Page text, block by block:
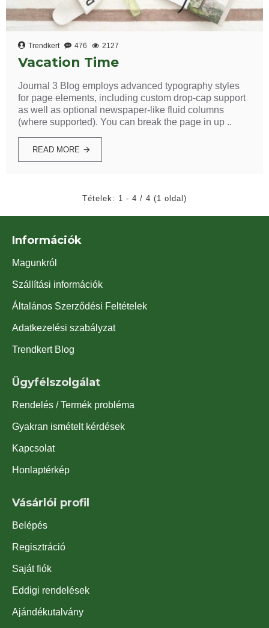
Trendkert 476 2127
Vacation Time
Journal 3 Blog employs advanced typography styles
for page elements, including custom drop-cap support
as well as optional newspaper-like fluid columns
(where supported). You can break the page in up ..
READ MORE
Tételek: 1 - 4 / 4 (1 oldal)
Információk
Magunkról
Szállítási információk
Általános Szerződési Feltételek
Adatkezelési szabályzat
Trendkert Blog
Ügyfélszolgálat
Rendelés / Termék probléma
Gyakran ismételt kérdések
Kapcsolat
Honlaptérkép
Vásárlói profil
Belépés
Regisztráció
Saját fiók
Eddigi rendelések
Ajándékutalvány